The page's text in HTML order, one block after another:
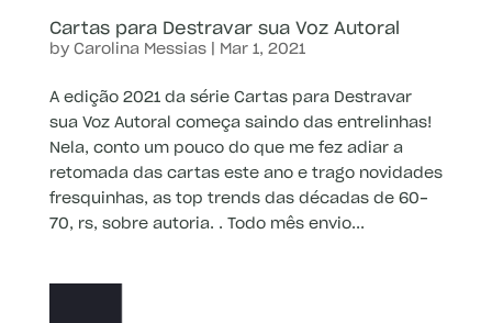
Cartas para Destravar sua Voz Autoral
by Carolina Messias| Mar 1, 2021
A edição 2021 da série Cartas para Destravar
sua Voz Autoral começa saindo das entrelinhas!
Nela, conto um pouco do que me fez adiar a
retomada das cartas este ano e trago novidades
fresquinhas, as top trends das décadas de 60-
70, rs, sobre autoria. . Todo mês envio...